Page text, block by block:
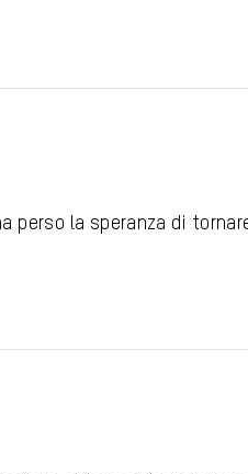
perso la speranza di